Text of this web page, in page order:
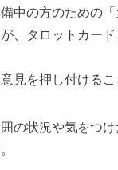
中の方のための「
、タロットカー
見を押し付ける
の状況や気をつ